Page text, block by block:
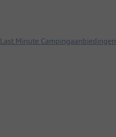
Last Minute Campingaanbiedingen